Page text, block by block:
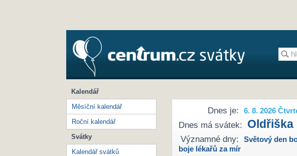
Dnes je: 6. 8. 2026
Dnes má svátek: Oldřiška
Významné dny: Světový den
boje lékařů za mír
Kalendář
Měsíční kalendář
Roční kalendář
Svátky
Kalendář svátků